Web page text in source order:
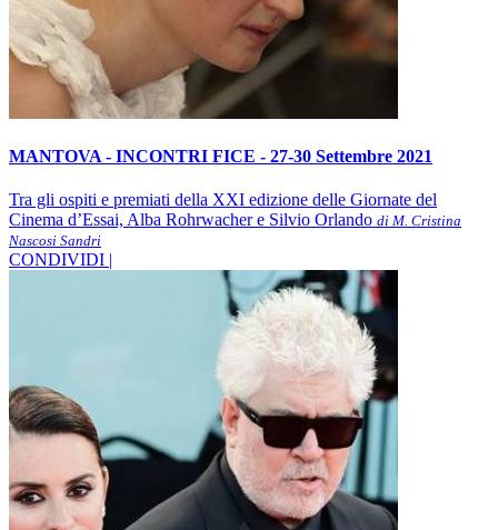
MANTOVA - INCONTRI FICE - 27-30 Settembre 2021
Tra gli ospiti e premiati della XXI edizione delle Giornate del
Cinema d’Essai, Alba Rohrwacher e Silvio Orlando di M. Cristina
Nascosi Sandri
CONDIVIDI |